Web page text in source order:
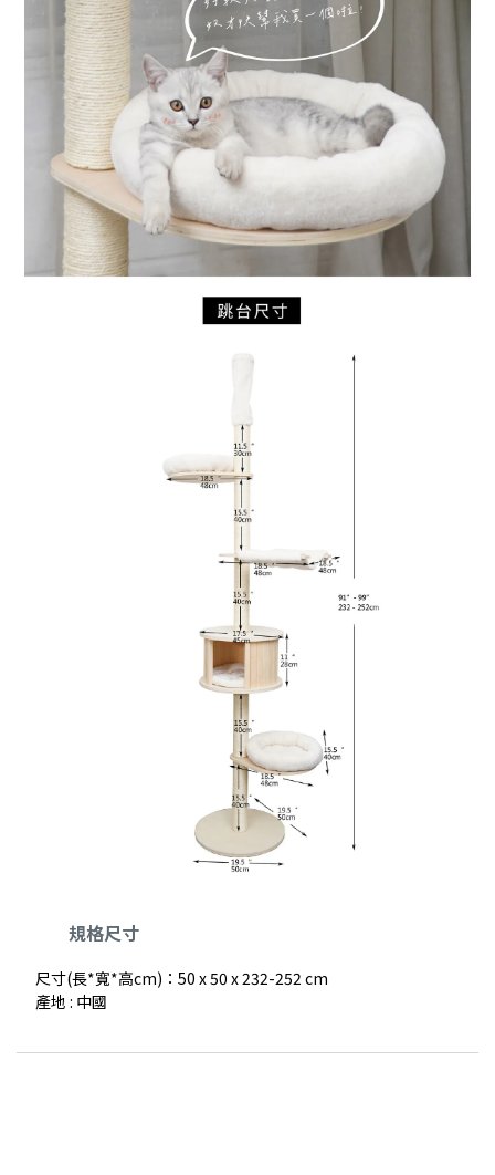
規格尺寸
尺寸(長*寬*高cm)：50 x 50 x 232-252 cm
產地 : 中國